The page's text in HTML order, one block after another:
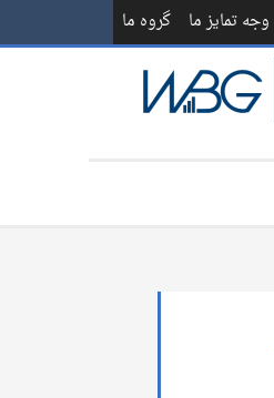
وجه تمایز ما گروه ما